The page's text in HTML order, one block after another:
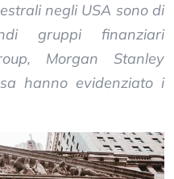
negli USA sono di
gruppi finanziari
Morgan Stanley
hanno evidenziato i